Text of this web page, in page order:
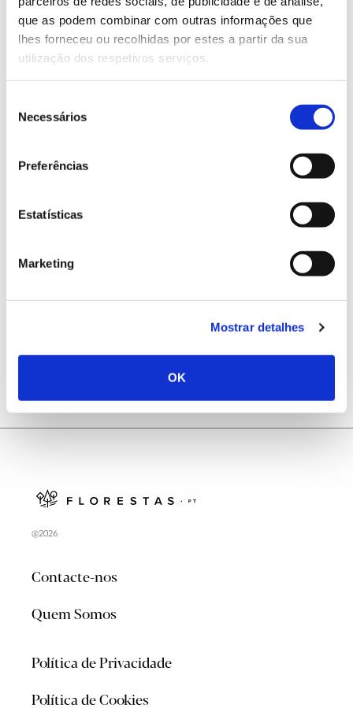
que as podem combinar com outras informações que
lhes forneceu ou recolhidas por estes a partir da sua
utilização dos respetivos serviços.
Necessários
Preferências
Estatísticas
Marketing
Mostrar detalhes
OK
Politécnico De Coimbra, AFBV -Associação Florestal
do Baixo Vouga, AFP-Associação Florestal Do Pinhal,
Greenclon Lda., Sfera Ultimate Lda, Silvokoala –
Turismo S.A.
Conclusão: 2022
PRÓXIMO
@2026
Contacte-nos
Quem Somos
Política de Privacidade
Política de Cookies